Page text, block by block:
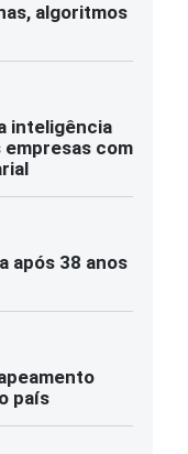
algoritmos
inteligência
com
após 38 anos
país